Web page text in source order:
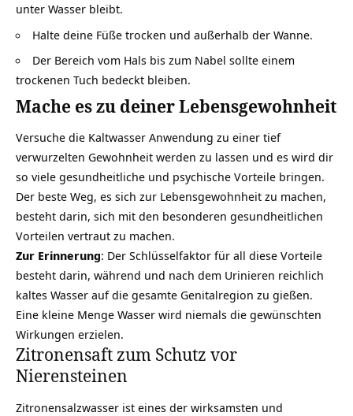
unter Wasser bleibt.
Halte deine Füße trocken und außerhalb der Wanne.
Der Bereich vom Hals bis zum Nabel sollte einem
trockenen Tuch bedeckt bleiben.
Mache es zu deiner Lebensgewohnheit
Versuche die Kaltwasser Anwendung zu einer tief
verwurzelten Gewohnheit werden zu lassen und es wird dir
so viele gesundheitliche und psychische Vorteile bringen.
Der beste Weg, es sich zur Lebensgewohnheit zu machen,
besteht darin, sich mit den besonderen gesundheitlichen
Vorteilen vertraut zu machen.
Zur Erinnerung: Der Schlüsselfaktor für all diese Vorteile
besteht darin, während und nach dem Urinieren reichlich
kaltes Wasser auf die gesamte Genitalregion zu gießen.
Eine kleine Menge Wasser wird niemals die gewünschten
Wirkungen erzielen.
Zitronensaft zum Schutz vor
Nierensteinen
Zitronensalzwasser ist eines der wirksamsten und